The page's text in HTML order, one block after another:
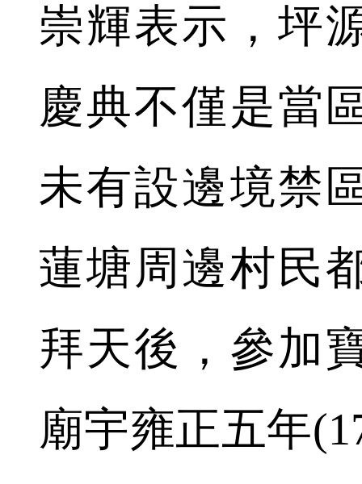
崇輝表示，坪
慶典不僅是當
未有設邊境禁
蓮塘周邊村民
拜天後，參加
廟宇雍正五年